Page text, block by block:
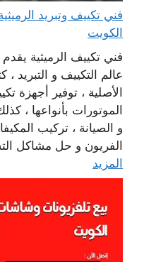
الكويت
فني تكييف الرميثية
عالم التكييف و التبريد
الأصلية ، توفير أجهزة
الموتورات بأنواعها ،
و الصيانة ، تركيب
الفريون و حل مشاكل
المزيد